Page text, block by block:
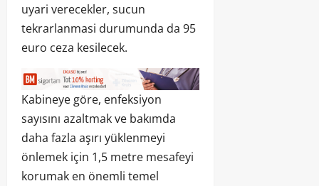
uyari verecekler, sucun
tekrarlanmasi durumunda da 95
euro ceza kesilecek.
Kabineye göre, enfeksiyon
sayısını azaltmak ve bakımda
daha fazla aşırı yüklenmeyi
önlemek için 1,5 metre mesafeyi
korumak en önemli temel